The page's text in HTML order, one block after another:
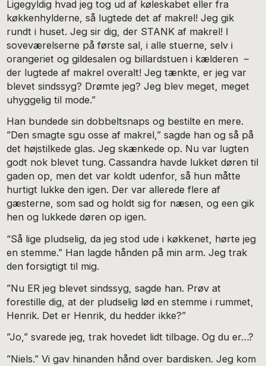
Ligegyldig hvad jeg tog ud af køleskabet eller fra
køkkenhylderne, så lugtede det af makrel! Jeg gik
rundt i huset. Jeg sir dig, der STANK af makrel! I
soveværelserne på første sal, i alle stuerne, selv i
orangeriet og gildesalen og billardstuen i kælderen –
der lugtede af makrel overalt! Jeg tænkte, er jeg var
blevet sindssyg? Drømte jeg? Jeg blev meget, meget
uhyggelig til mode.”
Han bundede sin dobbeltsnaps og bestilte en mere.
”Den smagte sgu osse af makrel,” sagde han og så på
det højstilkede glas. Jeg skænkede op. Nu var lugten
godt nok blevet tung. Cassandra havde lukket døren til
gaden op, men det var koldt udenfor, så hun måtte
hurtigt lukke den igen. Der var allerede flere af
gæsterne, som sad og holdt sig for næsen, og een gik
hen og lukkede døren op igen.
“Så lige pludselig, da jeg stod ude i køkkenet, hørte jeg
en stemme.” Han lagde hånden på min arm. Jeg trak
den forsigtigt til mig.
”Nu ER jeg blevet sindssyg, sagde han. Prøv at
forestille dig, at der pludselig lød en stemme i rummet,
Henrik. Det er Henrik, du hedder ikke?”
”Jo,” svarede jeg, trak hovedet lidt tilbage. Og du er…?
”Niels.” Vi gav hinanden hånd over bardisken. Jeg kom